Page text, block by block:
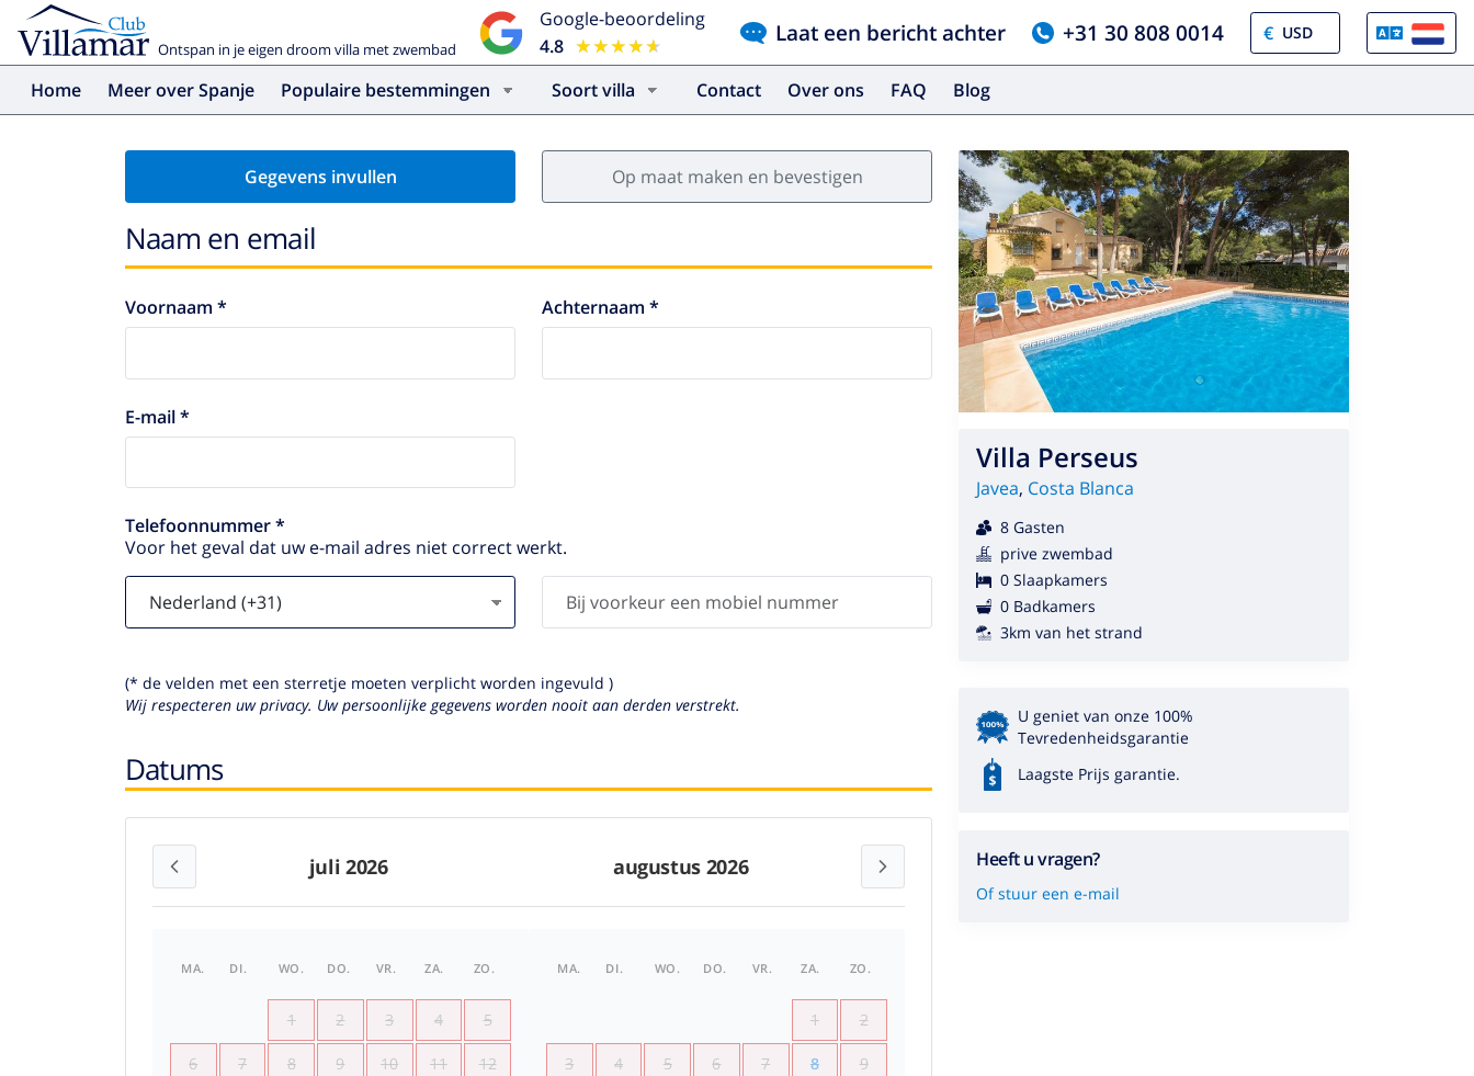
Ontspan in je eigen droom villa met zwembad
Google-beoordeling
4.8 ★★★★★
★★★★★ Laat een bericht achter +31 30 808 0014 €
Home Meer over Spanje Populaire bestemmingen Soort villa Contact Over ons FAQ Blog
Gegevens invullen Op maat maken en bevestigen
Naam en email
Voornaam * Achternaam *
E-mail *
Telefoonnummer *
Voor het geval dat uw e-mail adres niet correct werkt.
(* de velden met een sterretje moeten verplicht worden ingevuld )
Wij respecteren uw privacy. Uw persoonlijke gegevens worden nooit aan derden verstrekt.
Datums
juli 2026 augustus 2026
MA. DI. WO. DO. VR. ZA. ZO.
1 2 3 4 5
6 7 8 9 10 11 12
MA. DI. WO. DO. VR. ZA. ZO.
1 2
3 4 5 6 7 8 9
Villa Perseus
Javea, Costa Blanca
8 Gasten
prive zwembad
0 Slaapkamers
0 Badkamers
3km van het strand
U geniet van onze 100%
Tevredenheidsgarantie
Laagste Prijs garantie.
Heeft u vragen?
Of stuur een e-mail